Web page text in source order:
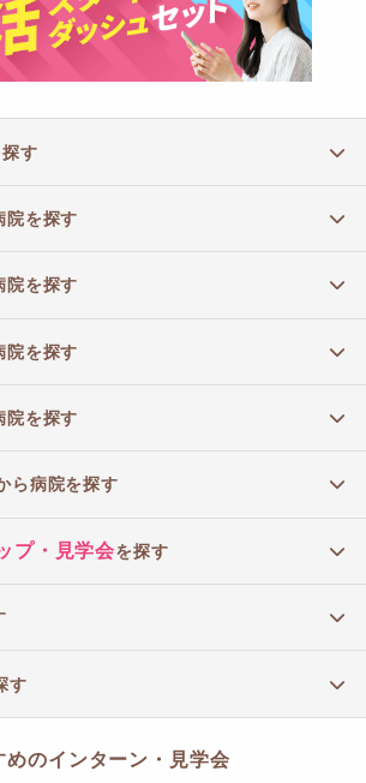
す
院を探す
院を探す
院を探す
院を探す
ら病院を探す
プ・見学会を探す
す
めのインターン・見学会